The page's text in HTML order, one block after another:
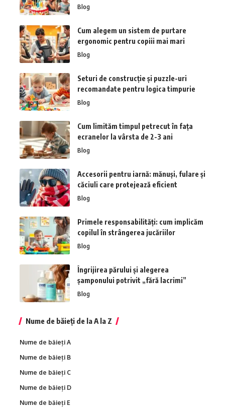
Blog
Cum alegem un sistem de purtare
ergonomic pentru copiii mai mari
Blog
Seturi de construcție și puzzle-uri
recomandate pentru logica timpurie
Blog
Cum limităm timpul petrecut în fața
ecranelor la vârsta de 2-3 ani
Blog
Accesorii pentru iarnă: mănuși, fulare și
căciuli care protejează eficient
Blog
Primele responsabilități: cum implicăm
copilul în strângerea jucăriilor
Blog
Îngrijirea părului și alegerea
șamponului potrivit „fără lacrimi”
Blog
Nume de băieți de la A la Z
Nume de băieți A
Nume de băieți B
Nume de băieți C
Nume de băieți D
Nume de băieți E